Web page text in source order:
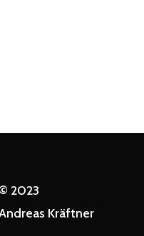
© 2023
Kräftner